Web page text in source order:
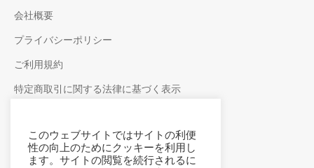
会社概要
プライバシーポリシー
ご利用規約
特定商取引に関する法律に基づく表示
フォローしてください
このウェブサイトではサイトの利便
性の向上のためにクッキーを利用し
ます。サイトの閲覧を続行されるに